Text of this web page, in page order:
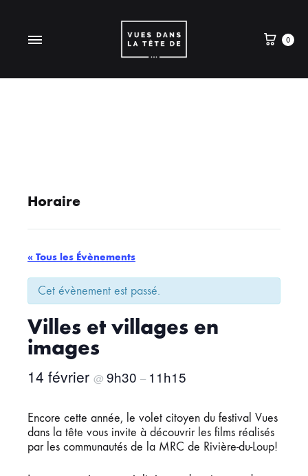
0
Horaire
« Tous les Évènements
Cet évènement est passé.
Villes et villages en
images
14 février @ 9h30 – 11h15
Encore cette année, le volet citoyen du festival Vues
dans la tête vous invite à découvrir les films réalisés
par les communautés de la MRC de Rivière-du-Loup!